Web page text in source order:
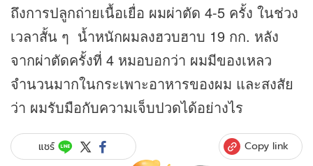
ถึงการปลูกถ่ายเนื้อเยื่อ ผมผ่าตัด 4-5 ครั้ง ในช่วง
เวลาสั้น ๆ น้ำหนักผมลงฮวบฮาบ 19 กก. หลัง
จากผ่าตัดครั้งที่ 4 หมอบอกว่า ผมมีของเหลว
จำนวนมากในกระเพาะอาหารของผม และสงสัย
ว่า ผมรับมือกับความเจ็บปวดได้อย่างไร
แชร์ Copy link